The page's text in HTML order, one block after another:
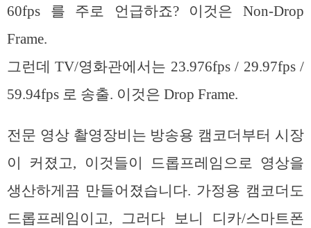
60fps 를 주로 언급하죠? 이것은 Non-Drop
Frame.
그런데 TV/영화관에서는 23.976fps / 29.97fps /
59.94fps 로 송출. 이것은 Drop Frame.
전문 영상 촬영장비는 방송용 캠코더부터 시장
이 커졌고, 이것들이 드롭프레임으로 영상을
생산하게끔 만들어졌습니다. 가정용 캠코더도
드롭프레임이고, 그러다 보니 디카/스마트폰